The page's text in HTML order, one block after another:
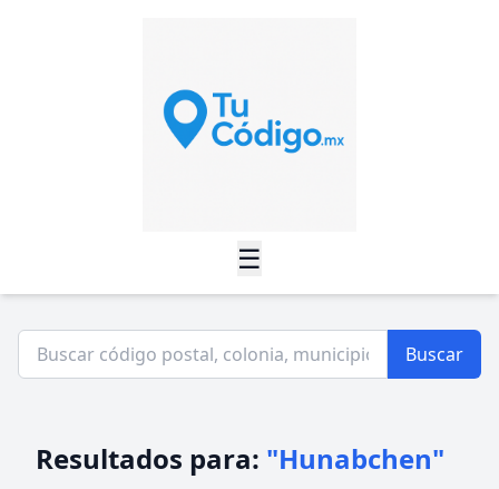
☰
Buscar
Resultados para: "Hunabchen"